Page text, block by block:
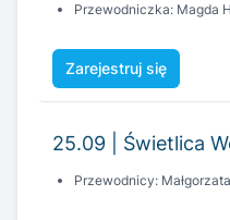
Przewodniczka: Magda
Zarejestruj się
25.09 | Świetlica
Przewodnicy: